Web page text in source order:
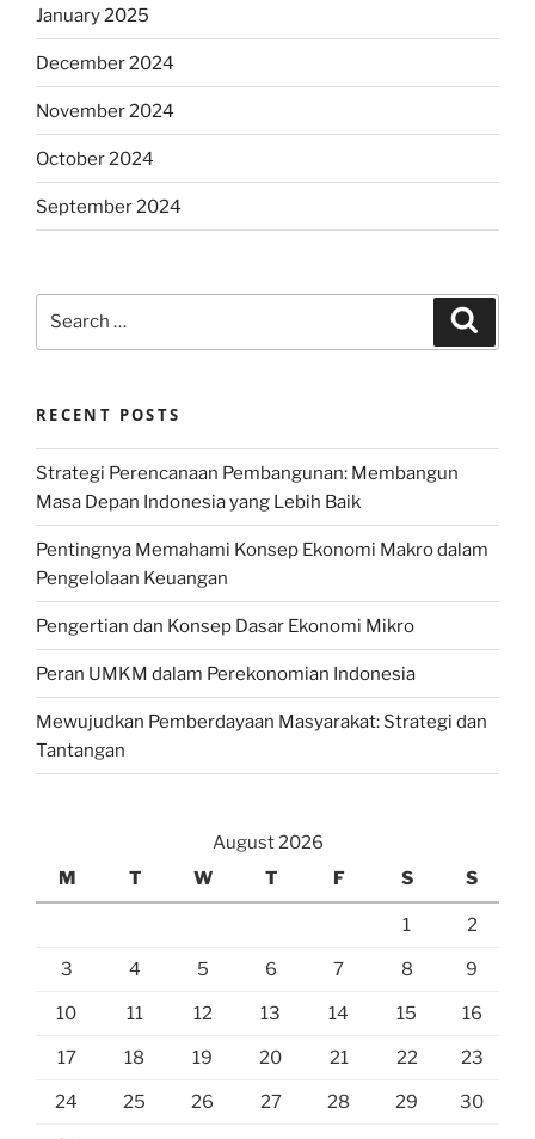
January 2025
December 2024
November 2024
October 2024
September 2024
RECENT POSTS
Strategi Perencanaan Pembangunan: Membangun
Masa Depan Indonesia yang Lebih Baik
Pentingnya Memahami Konsep Ekonomi Makro dalam
Pengelolaan Keuangan
Pengertian dan Konsep Dasar Ekonomi Mikro
Peran UMKM dalam Perekonomian Indonesia
Mewujudkan Pemberdayaan Masyarakat: Strategi dan
Tantangan
August 2026
M
T W T F S S
1 2
3 4 5 6 7 8 9
10 11 12 13 14 15 16
17 18 19 20 21 22 23
24 25 26 27 28 29 30